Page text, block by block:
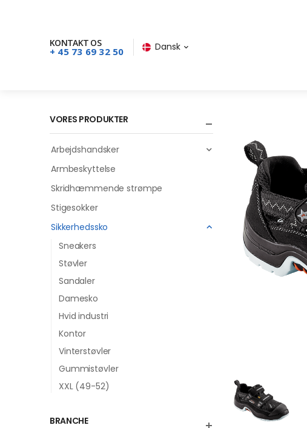
KONTAKT OS
+ 45 73 69 32 50 Dansk
VORES PRODUKTER
Arbejdshandsker
Armbeskyttelse
Skridhæmmende strømpe
Stigesokker
Sikkerhedssko
Sneakers
Støvler
Sandaler
Damesko
Hvid industri
Kontor
Vinterstøvler
Gummistøvler
XXL (49-52)
BRANCHE